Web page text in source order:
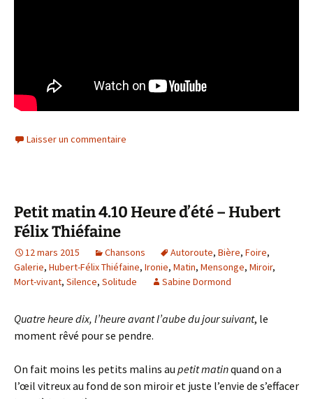
Laisser un commentaire
Petit matin 4.10 Heure d’été – Hubert
Félix Thiéfaine
12 mars 2015 Chansons Autoroute, Bière, Foire,
Galerie, Hubert-Félix Thiéfaine, Ironie, Matin, Mensonge, Miroir,
Mort-vivant, Silence, Solitude Sabine Dormond
Quatre heure dix, l’heure avant l’aube du jour suivant, le
moment rêvé pour se pendre.
On fait moins les petits malins au petit matinquand on a
l’œil vitreux au fond de son miroir et juste l’envie de s’effacer